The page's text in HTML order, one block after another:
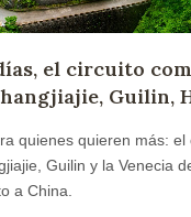
el circuito
Guilin,
quienes quieren más: el
Guilin y la Venecia
a China.